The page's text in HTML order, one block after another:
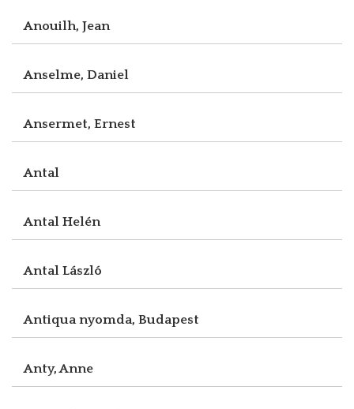
Anouilh, Jean
Anselme, Daniel
Ansermet, Ernest
Antal
Antal Helén
Antal László
Antiqua nyomda, Budapest
Anty, Anne